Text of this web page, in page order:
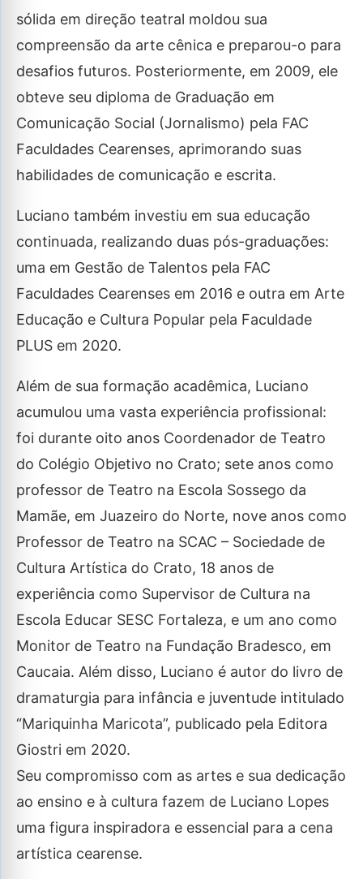
sólida em direção teatral moldou sua
compreensão da arte cênica e preparou-o para
desafios futuros. Posteriormente, em 2009, ele
obteve seu diploma de Graduação em
Comunicação Social (Jornalismo) pela FAC
Faculdades Cearenses, aprimorando suas
habilidades de comunicação e escrita.
Luciano também investiu em sua educação
continuada, realizando duas pós-graduações:
uma em Gestão de Talentos pela FAC
Faculdades Cearenses em 2016 e outra em Arte
Educação e Cultura Popular pela Faculdade
PLUS em 2020.
Além de sua formação acadêmica, Luciano
acumulou uma vasta experiência profissional:
foi durante oito anos Coordenador de Teatro
do Colégio Objetivo no Crato; sete anos como
professor de Teatro na Escola Sossego da
Mamãe, em Juazeiro do Norte, nove anos como
Professor de Teatro na SCAC – Sociedade de
Cultura Artística do Crato, 18 anos de
experiência como Supervisor de Cultura na
Escola Educar SESC Fortaleza, e um ano como
Monitor de Teatro na Fundação Bradesco, em
Caucaia. Além disso, Luciano é autor do livro de
dramaturgia para infância e juventude intitulado
“Mariquinha Maricota”, publicado pela Editora
Giostri em 2020.
Seu compromisso com as artes e sua dedicação
ao ensino e à cultura fazem de Luciano Lopes
uma figura inspiradora e essencial para a cena
artística cearense.